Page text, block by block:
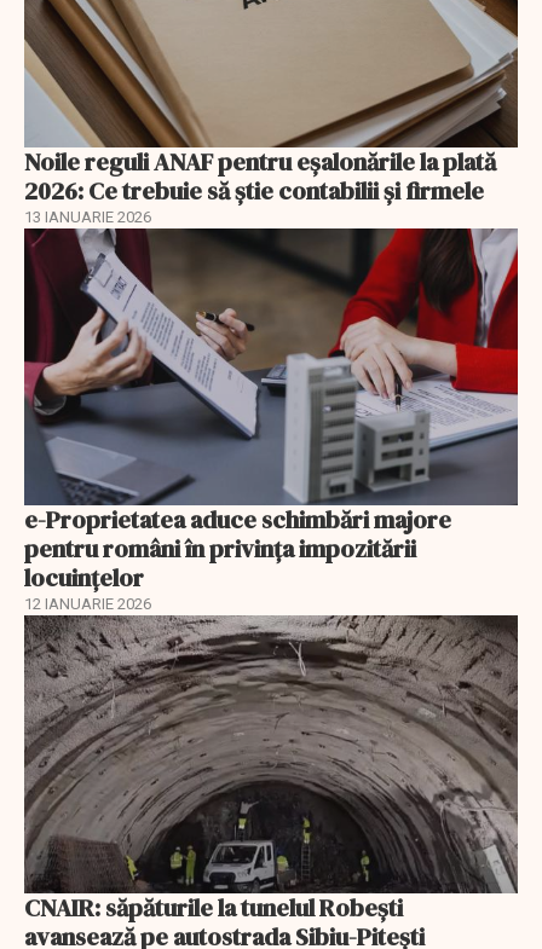
Noile reguli ANAF pentru eşalonările la plată
2026: Ce trebuie să știe contabilii și firmele
13 IANUARIE 2026
e-Proprietatea aduce schimbări majore
pentru români în privinţa impozitării
locuințelor
12 IANUARIE 2026
CNAIR: săpăturile la tunelul Robești
avansează pe autostrada Sibiu-Pitești